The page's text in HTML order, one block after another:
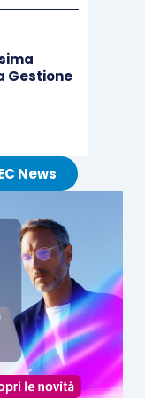
Gestione
News